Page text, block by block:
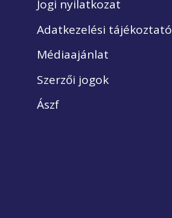
Jogi nyilatkozat
Adatkezelési tájékoztató
Médiaajánlat
Szerzői jogok
Ászf